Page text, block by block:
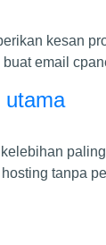
kesan
email
utama
tanpa